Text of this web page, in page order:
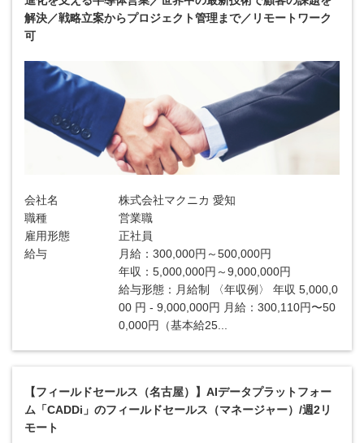
解決／戦略立案からプロジェクト管理まで／リモートワーク
可
会社名
株式会社マクニカ 愛知
職種
営業職
雇用形態
正社員
給与
月給：300,000円～500,000円
年収：5,000,000円～9,000,000円
給与形態：月給制 〈年収例〉 年収 5,000,0
00 円 - 9,000,000円 月給：300,110円〜50
0,000円（基本給25...
【フィールドセールス（名古屋）】AIデータプラットフォー
ム「CADDi」のフィールドセールス（マネージャー）/週2リ
モート